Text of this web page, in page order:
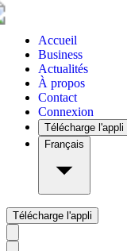
Accueil
Business
Actualités
À propos
Contact
Connexion
Télécharge l'appli
Français
Télécharge l'appli